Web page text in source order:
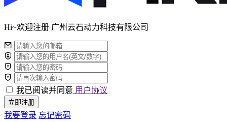
Hi~欢迎注册 广州云石动力科技有限公司
我已阅读并同意 用户协议
立即注册
我要登录 忘记密码